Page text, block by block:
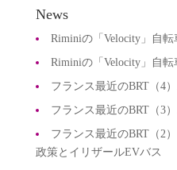
News
Riminiの「Velocity」自転
Riminiの「Velocity」自転
フランス最近のBRT（4
フランス最近のBRT（3
フランス最近のBRT（2
政策とイリザールEVバス